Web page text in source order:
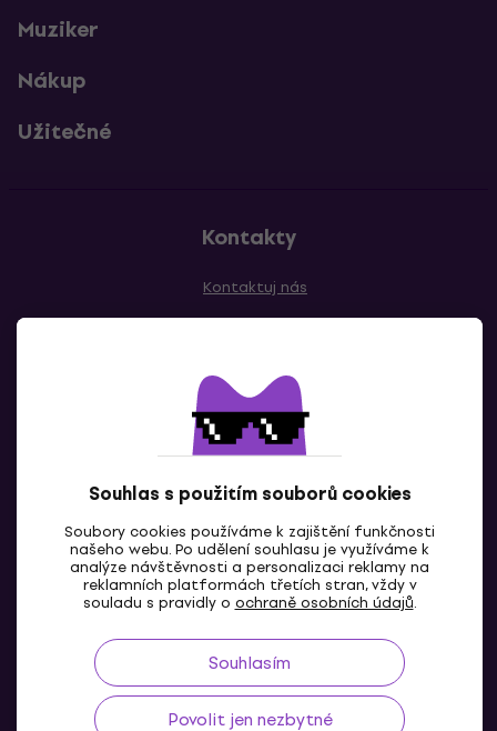
Souhlas s použitím souborů cookies
Soubory cookies používáme k zajištění funkčnosti
našeho webu. Po udělení souhlasu je využíváme k
analýze návštěvnosti a personalizaci reklamy na
reklamních platformách třetích stran, vždy v
souladu s pravidly o ochraně osobních údajů.
Souhlasím
Povolit jen nezbytné
Muziker
Nákup
Užitečné
Kontakty
Kontaktuj nás
CZ